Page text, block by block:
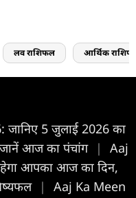
लव राशिफल आर्थिक
5 जुलाई 2026 का
जानें आज का पंचांग |
Aaj
आपका आज का द‍िन,
|
Aaj Ka Meen